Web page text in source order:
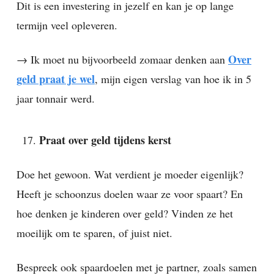
Dit is een investering in jezelf en kan je op lange
termijn veel opleveren.
→ Ik moet nu bijvoorbeeld zomaar denken aan Over
geld praat je wel, mijn eigen verslag van hoe ik in 5
jaar tonnair werd.
Praat over geld tijdens kerst
Doe het gewoon. Wat verdient je moeder eigenlijk?
Heeft je schoonzus doelen waar ze voor spaart? En
hoe denken je kinderen over geld? Vinden ze het
moeilijk om te sparen, of juist niet.
Bespreek ook spaardoelen met je partner, zoals samen